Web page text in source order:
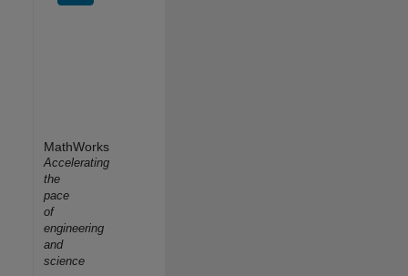
MathWorks
Accelerating
the
pace
of
engineering
and
science